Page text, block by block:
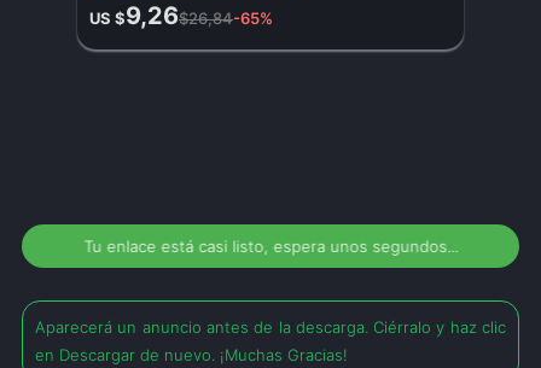
US $9,26$26,84-65%
Tu enlace está casi listo, espera unos segundos...
Aparecerá un anuncio antes de la descarga. Ciérralo y haz clic
en Descargar de nuevo. ¡Muchas Gracias!